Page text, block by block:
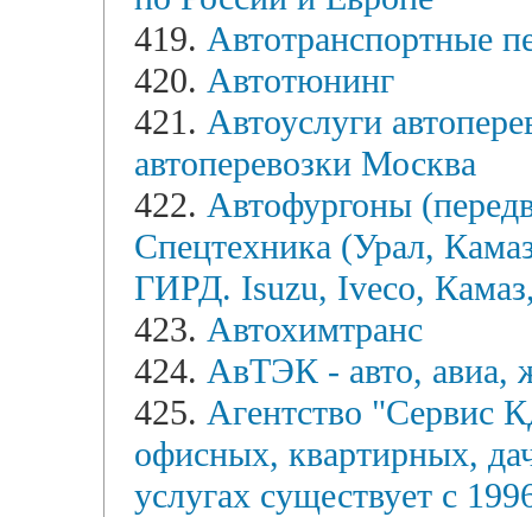
419. Автотранспортные
420. Автотюнинг
421. Автоуслуги
автоперевозки Москва
422. Автофургоны
Спецтехника (Урал,
ГИРД. Isuzu, Iveco,
423. Автохимтранс
424. АвТЭК - авто, авиа,
425. Агентство "Cервис
офисных, квартирных,
услугах существует с